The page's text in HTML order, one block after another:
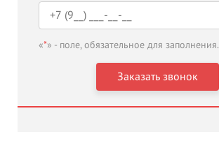
«*» - поле, обязательное для заполнения.